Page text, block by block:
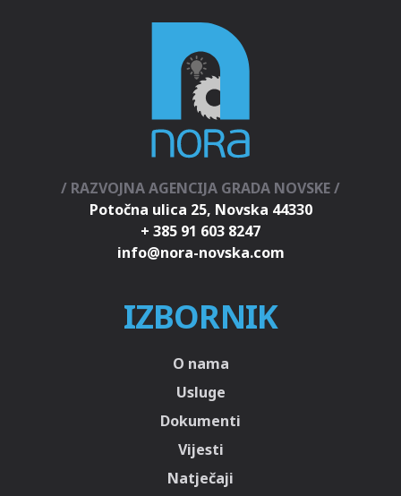
/ RAZVOJNA AGENCIJA GRADA NOVSKE /
Potočna ulica 25, Novska 44330
+ 385 91 603 8247
IZBORNIK
O nama
Usluge
Dokumenti
Vijesti
Natječaji